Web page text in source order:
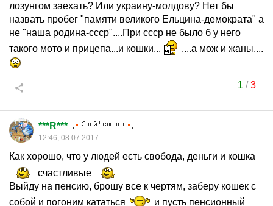
лозунгом заехать? Или украину-молдову? Нет бы
назвать пробег "памяти великого Ельцина-демократа" а
не "наша родина-ссср"....При ссср не было б у него
такого мото и прицепа...и кошки...
....а мож и жаны....
1 /3
***R***
12:46, 08.07.2017
Как хорошо, что у людей есть свобода, деньги и кошка
счастливые
Выйду на пенсию, брошу все к чертям, заберу кошек с
собой и погоним кататься
и пусть пенсионный